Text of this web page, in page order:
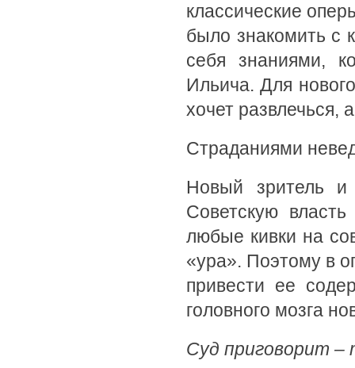
классические
было знакомить с
себя знаниями,
Ильича. Для
хочет развлечься,
Страданиями
Новый зритель и
Советскую
любые кивки на
«ура». Поэтому в
привести ее
головного мозга
Суд приговорит –